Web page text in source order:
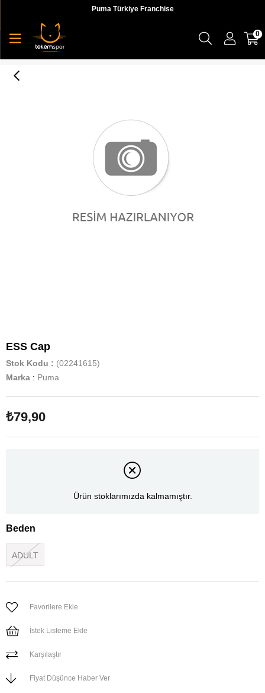
Puma Türkiye Franchise
0
ESS Cap
ESS Cap
Stok Kodu
(02241615)
Marka : Puma
₺79,90
Ürün stoklarımızda kalmamıştır.
Beden
ADULT
Favorilere Ekle
İstek Listeme Ekle
Karşılaştır
Fiyat Düşünce Haber Ver